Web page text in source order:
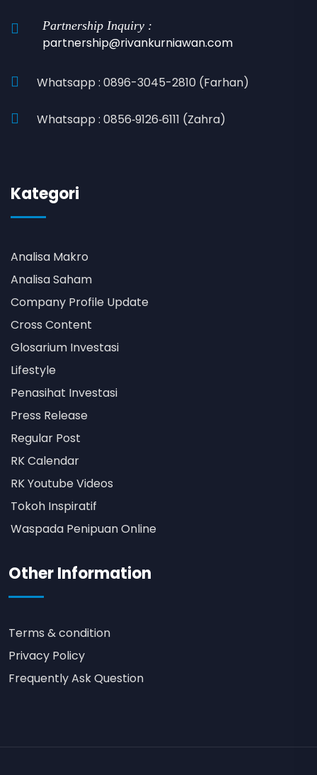
Partnership Inquiry :
partnership@rivankurniawan.com
Whatsapp : 0896-3045-2810 (Farhan)
Whatsapp : 0856‑9126‑6111 (Zahra)
Kategori
Analisa Makro
Analisa Saham
Company Profile Update
Cross Content
Glosarium Investasi
Lifestyle
Penasihat Investasi
Press Release
Regular Post
RK Calendar
RK Youtube Videos
Tokoh Inspiratif
Waspada Penipuan Online
Other Information
Terms & condition
Privacy Policy
Frequently Ask Question